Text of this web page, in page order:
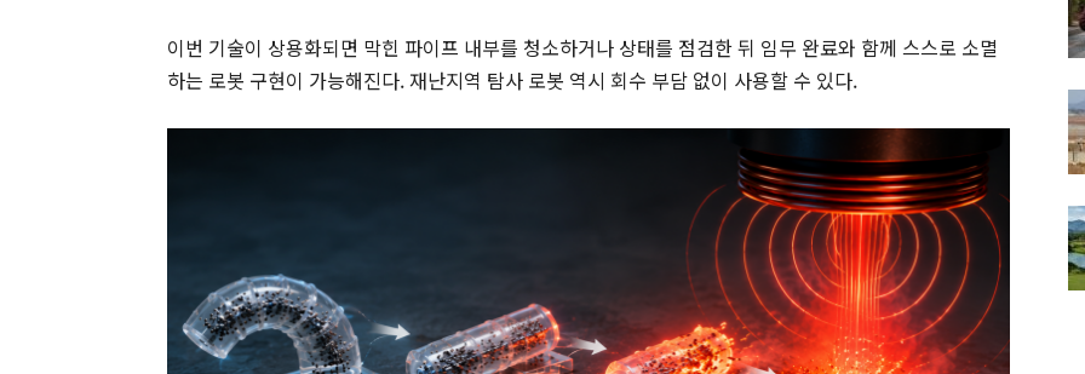
이번 기술이 상용화되면 막힌 파이프 내부를 청소하거나 상태를 점검한 뒤 임무 완료와 함께 스스로 소멸
하는 로봇 구현이 가능해진다. 재난지역 탐사 로봇 역시 회수 부담 없이 사용할 수 있다.